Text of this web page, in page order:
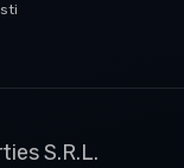
S.R.L.